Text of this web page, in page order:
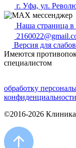
г. Уфа, ул.
Наша страница
Версия для
Имеются
специалистом
обработку
конфиденциальности
©2016-2026